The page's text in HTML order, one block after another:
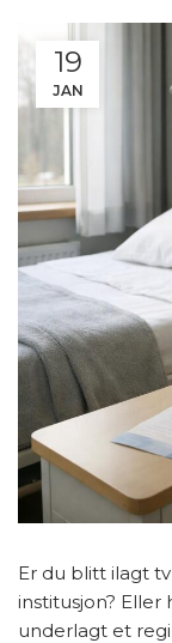
19
JAN
Er du blitt ilagt
institusjon?
underlagt et